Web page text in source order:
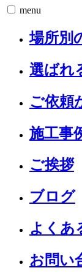
menu
場所別
選ばれ
ご依頼
施工事
ご挨拶
ブログ
よくあ
お問い